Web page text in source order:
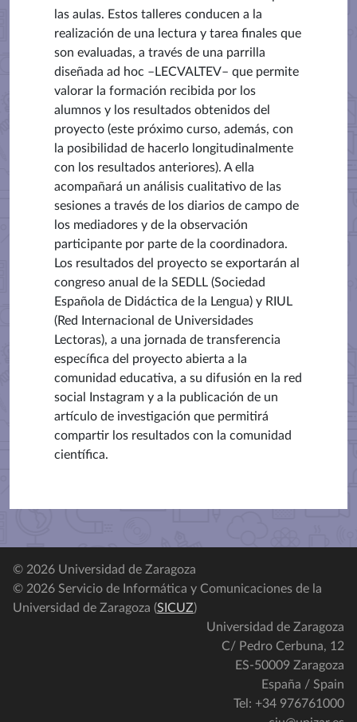
las aulas. Estos talleres conducen a la
realización de una lectura y tarea finales que
son evaluadas, a través de una parrilla
diseñada ad hoc –LECVALTEV– que permite
valorar la formación recibida por los
alumnos y los resultados obtenidos del
proyecto (este próximo curso, además, con
la posibilidad de hacerlo longitudinalmente
con los resultados anteriores). A ella
acompañará un análisis cualitativo de las
sesiones a través de los diarios de campo de
los mediadores y de la observación
participante por parte de la coordinadora.
Los resultados del proyecto se exportarán al
congreso anual de la SEDLL (Sociedad
Española de Didáctica de la Lengua) y RIUL
(Red Internacional de Universidades
Lectoras), a una jornada de transferencia
específica del proyecto abierta a la
comunidad educativa, a su difusión en la red
social Instagram y a la publicación de un
artículo de investigación que permitirá
compartir los resultados con la comunidad
científica.
© 2026 Universidad de Zaragoza
© 2026 Servicio de Informática y Comunicaciones de la
Universidad de Zaragoza (SICUZ)
Universidad de Zaragoza
C/ Pedro Cerbuna, 12
ES-50009 Zaragoza
España / Spain
Tel: +34 976761000